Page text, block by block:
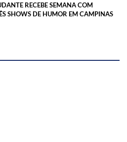
RECEBE SEMANA COM
SHOWS DE HUMOR EM CAMPINAS